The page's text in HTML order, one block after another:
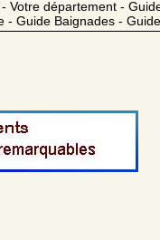
Votre département -
- Guide Baignades -